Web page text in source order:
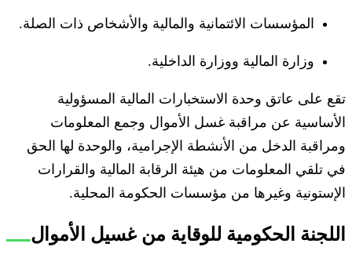
المؤسسات الائتمانية والمالية والأشخاص ذات الصلة.
وزارة المالية ووزارة الداخلية.
تقع على عاتق وحدة الاستخبارات المالية المسؤولية
الأساسية عن مراقبة غسل الأموال وجمع المعلومات
ومراقبة الدخل من الأنشطة الإجرامية، والوحدة لها الحق
في تلقي المعلومات من هيئة الرقابة المالية والقرارات
الإستونية وغيرها من مؤسسات الحكومة المحلية.
اللجنة الحكومية للوقاية من غسيل الأموال